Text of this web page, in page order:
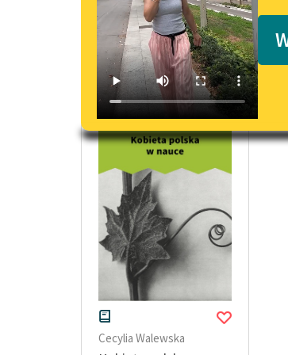
artykuły naukowe
Cecylia Walewska